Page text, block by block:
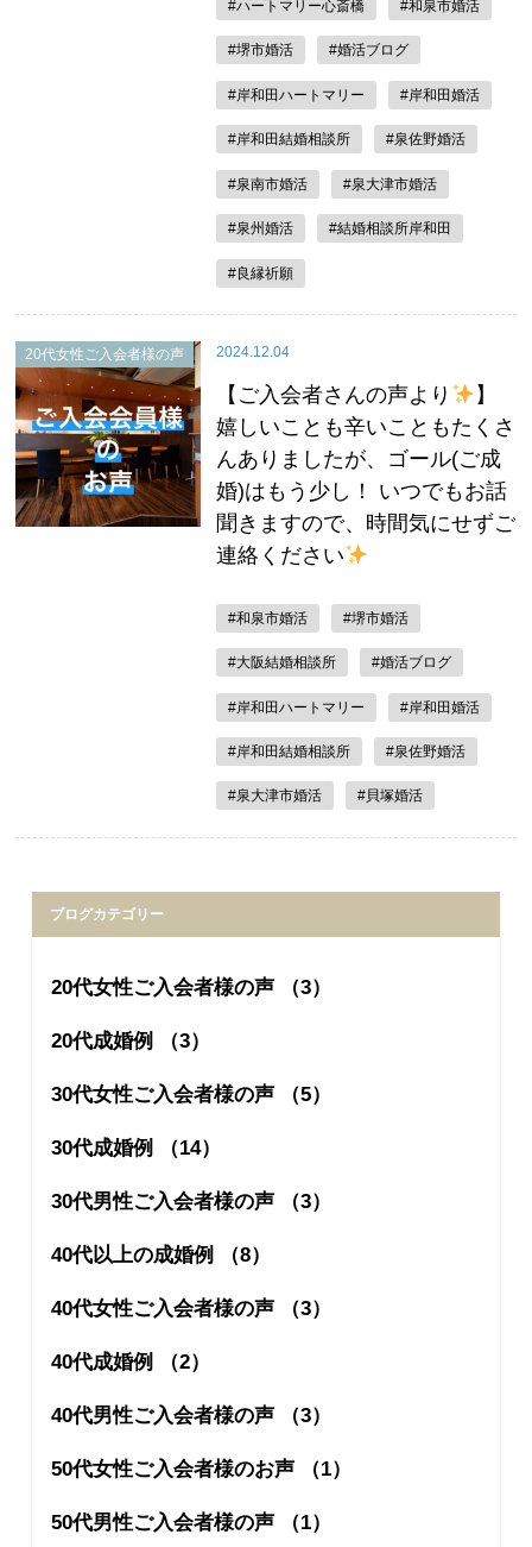
#ハートマリー心斎橋 #和泉市婚活
#堺市婚活 #婚活ブログ
#岸和田ハートマリー #岸和田婚活
#岸和田結婚相談所 #泉佐野婚活
#泉南市婚活 #泉大津市婚活
#泉州婚活 #結婚相談所岸和田
#良縁祈願
2024.12.04
20代女性ご入会者様の声
【ご入会者さんの声より
】
嬉しいことも辛いこともたくさ
んありましたが、ゴール(ご成
婚)はもう少し！ いつでもお話
聞きますので、時間気にせずご
連絡ください
#和泉市婚活 #堺市婚活
#大阪結婚相談所 #婚活ブログ
#岸和田ハートマリー #岸和田婚活
#岸和田結婚相談所 #泉佐野婚活
#泉大津市婚活 #貝塚婚活
ブログカテゴリー
20代女性ご入会者様の声 （3）
20代成婚例 （3）
30代女性ご入会者様の声 （5）
30代成婚例 （14）
30代男性ご入会者様の声 （3）
40代以上の成婚例 （8）
40代女性ご入会者様の声 （3）
40代成婚例 （2）
40代男性ご入会者様の声 （3）
50代女性ご入会者様のお声 （1）
50代男性ご入会者様の声 （1）